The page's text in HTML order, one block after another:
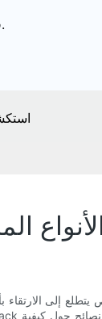
ODM & قبعات الحل الشامل OEM&قبعات خدمات مخصصة.
إلى الارتقاء